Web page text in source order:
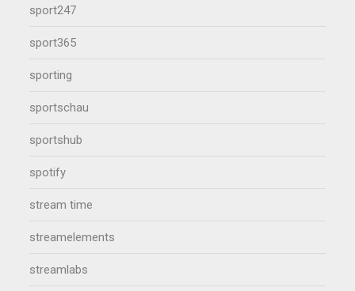
sport247
sport365
sporting
sportschau
sportshub
spotify
stream time
streamelements
streamlabs